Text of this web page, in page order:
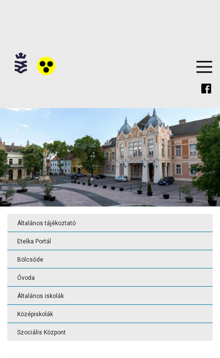
Általános tájékoztató
Etelka Portál
Bölcsőde
Óvoda
Általános iskolák
Középiskolák
Szociális Központ